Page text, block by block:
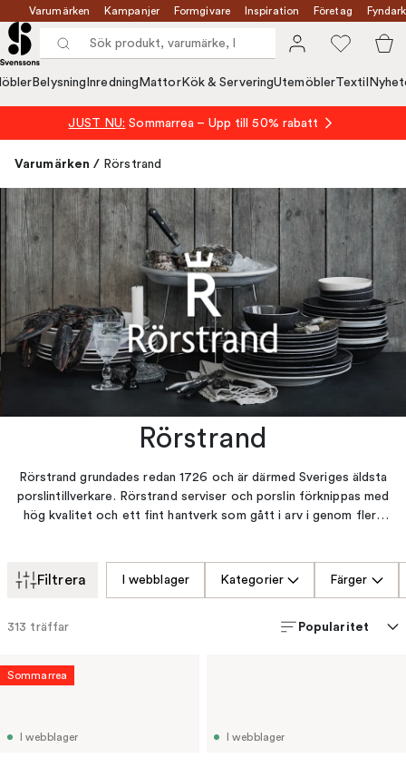
Varumärken Kampanjer Formgivare Inspiration Företag
Belysning Inredning MattorKök & ServeringUtemöblerTextil
JUST NU: Sommarrea – Upp till 50% rabatt
Varumärken / Rörstrand
Rörstrand
Rörstrand grundades redan 1726 och är därmed Sveriges äldsta
porslintillverkare. Rörstrand serviser och porslin förknippas med
hög kvalitet och ett fint hantverk som gått i arv i genom flera
Svenssons hittar du både klassiker och moderna nyheter från
Filtrera I webblager Kategorier Färger
313 träffar Popularitet
I webblager
Sommarrea
I webblager